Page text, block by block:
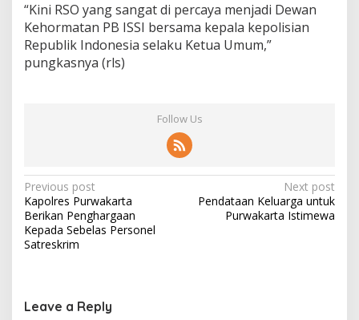
“Kini RSO yang sangat di percaya menjadi Dewan
Kehormatan PB ISSI bersama kepala kepolisian
Republik Indonesia selaku Ketua Umum,”
pungkasnya (rls)
Follow Us
Post
navigation
Previous post
Kapolres Purwakarta
Berikan Penghargaan
Kepada Sebelas Personel
Satreskrim
Next post
Pendataan Keluarga untuk
Purwakarta Istimewa
Leave a Reply